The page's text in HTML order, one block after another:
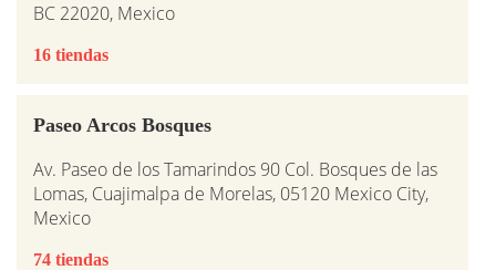
BC 22020, Mexico
16 tiendas
Paseo Arcos Bosques
Av. Paseo de los Tamarindos 90 Col. Bosques de las
Lomas, Cuajimalpa de Morelas, 05120 Mexico City,
Mexico
74 tiendas